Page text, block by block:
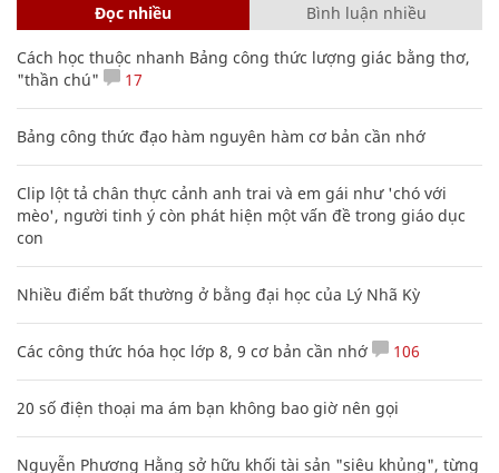
Đọc nhiều Bình luận nhiều
Cách học thuộc nhanh Bảng công thức lượng giác bằng thơ,
"thần chú"
17
Bảng công thức đạo hàm nguyên hàm cơ bản cần nhớ
Clip lột tả chân thực cảnh anh trai và em gái như 'chó với
mèo', người tinh ý còn phát hiện một vấn đề trong giáo dục
con
Nhiều điểm bất thường ở bằng đại học của Lý Nhã Kỳ
Các công thức hóa học lớp 8, 9 cơ bản cần nhớ 106
20 số điện thoại ma ám bạn không bao giờ nên gọi
Nguyễn Phương Hằng sở hữu khối tài sản "siêu khủng", từng